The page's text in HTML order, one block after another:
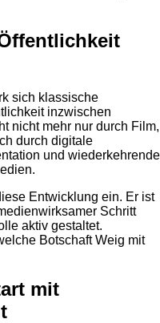
sich klassische
inzwischen
nicht mehr nur durch Film,
durch digitale
und wiederkehrende
Entwicklung ein. Er ist
Schritt
aktiv gestaltet.
Botschaft Weig mit
mit